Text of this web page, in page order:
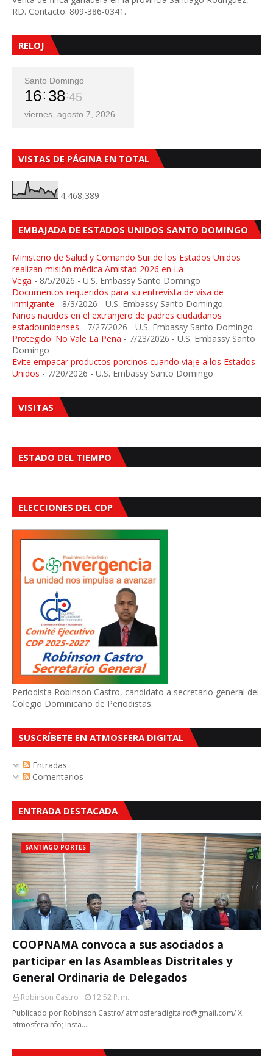
RD. Contacto: 809-386-0341.
RELOJ
Santo Domingo
16 38 47
viernes, agosto 7, 2026
VISTAS DE PÁGINA EN TOTAL
4,468,389
EMBAJADA DE ESTADOS UNIDOS SANTO DOMINGO
Ministerio de Salud y Comando Sur de los Estados Unidos
realizan misión médica Amistad 2026 en La
Vega - 8/5/2026 - U.S. Embassy Santo Domingo
Documentos requeridos para su entrevista de visa de
inmigrante - 8/3/2026 - U.S. Embassy Santo Domingo
Niños nacidos en el extranjero de padres ciudadanos
estadounidenses - 7/27/2026 - U.S. Embassy Santo Domingo
Protegido: No Vale La Pena - 7/23/2026 - U.S. Embassy Santo
Domingo
Evite empacar productos porcinos cuando viaje a los Estados
Unidos - 7/20/2026 - U.S. Embassy Santo Domingo
VISITAS
ESTADO DEL TIEMPO
ELECCIONES DEL CDP
Periodista Robinson Castro, candidato a secretario general del
Colegio Dominicano de Periodistas.
SUSCRÍBETE EN ATMOSFERA DIGITAL
Entradas
Comentarios
ENTRADA DESTACADA
SANTIAGO PORTES
COOPNAMA convoca a sus asociados a
participar en las Asambleas Distritales y
General Ordinaria de Delegados
Robinson Castro
12:52 P. M.
Publicado por Robinson Castro/ atmosferadigitalrd@gmail.com/ X:
atmosferainfo; Insta…